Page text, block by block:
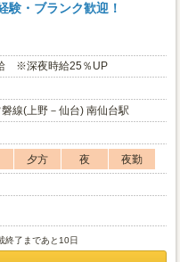
・ブランク歓迎！
※深夜時給25％UP
線(上野－仙台) 南仙台駅
夕方 夜
夜勤
終了まであと10日